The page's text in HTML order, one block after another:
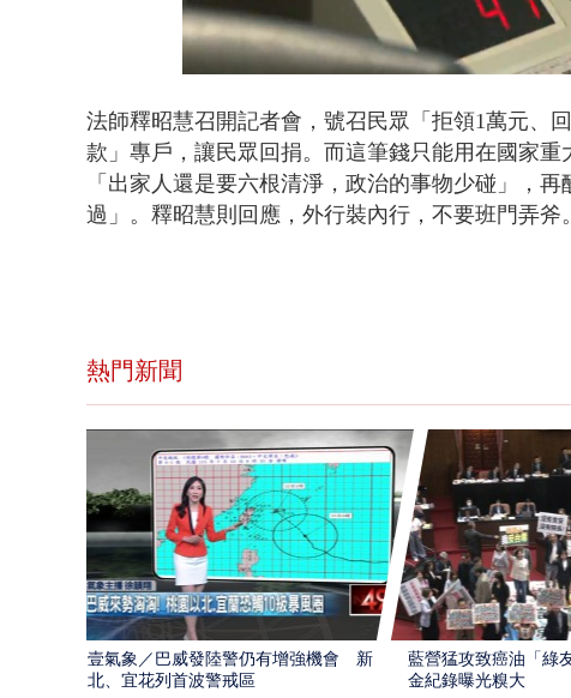
Unmute Loaded:
42.02%
法師釋昭慧召開記者會，號召民眾「拒領1萬元、
款」專戶，讓民眾回捐。而這筆錢只能用在國家
「 出家人還是要六根清淨， 政治的事物少碰」，再
過」。 釋昭慧則回應， 外行裝內行， 不要班門弄斧
熱門新聞
壹氣象／巴威發陸警仍有增強機會 新
北、宜花列首波警戒區
藍營猛攻致癌油「綠
金紀錄曝光糗大